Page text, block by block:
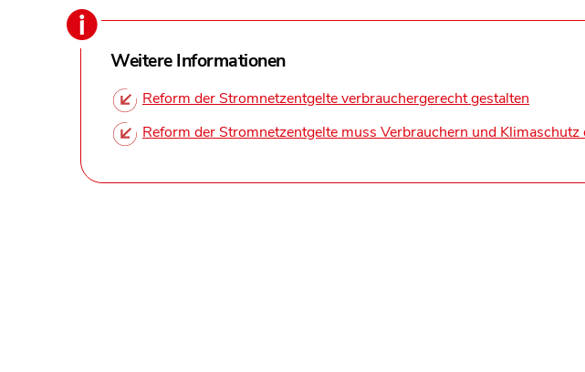
Weitere Informationen
Reform der Stromnetzentgelte verbrauchergerecht gestalten
Reform der Stromnetzentgelte muss Verbrauchern und Klimaschutz